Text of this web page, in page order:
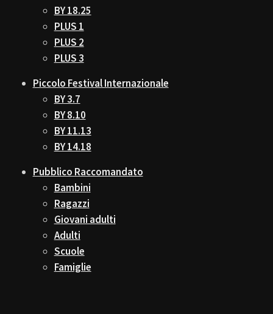
BY 18.25
PLUS 1
PLUS 2
PLUS 3
Piccolo Festival Internazionale
BY 3.7
BY 8.10
BY 11.13
BY 14.18
Pubblico Raccomandato
Bambini
Ragazzi
Giovani adulti
Adulti
Scuole
Famiglie